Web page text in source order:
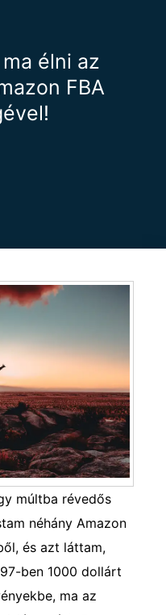
élni az
FBA
múltba révedős
néhány Amazon
és azt láttam,
ben 1000 dollárt
ma az